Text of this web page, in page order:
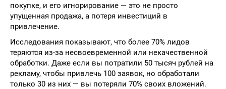
покупке, и его игнорирование — это не просто
упущенная продажа, а потеря инвестиций в
привлечение.
Исследования показывают, что более 70% лидов
теряются из-за несвоевременной или некачественной
обработки. Даже если вы потратили 50 тысяч рублей на
рекламу, чтобы привлечь 100 заявок, но обработали
только 30 из них — вы потеряли 70% своих вложений.